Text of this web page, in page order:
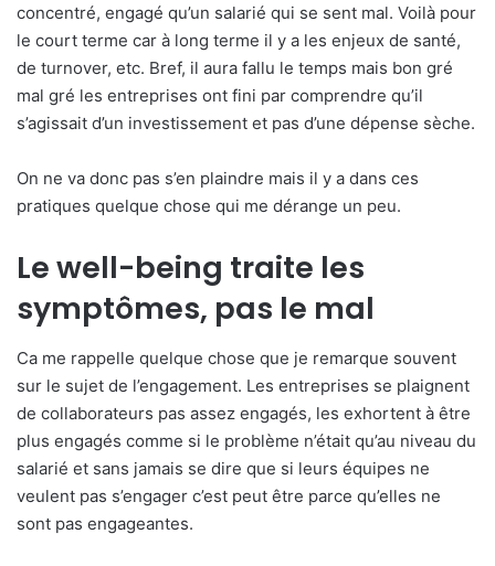
concentré, engagé qu’un salarié qui se sent mal. Voilà pour
le court terme car à long terme il y a les enjeux de santé,
de turnover, etc. Bref, il aura fallu le temps mais bon gré
mal gré les entreprises ont fini par comprendre qu’il
s’agissait d’un investissement et pas d’une dépense sèche.
On ne va donc pas s’en plaindre mais il y a dans ces
pratiques quelque chose qui me dérange un peu.
Le well-being traite les
symptômes, pas le mal
Ca me rappelle quelque chose que je remarque souvent
sur le sujet de l’engagement. Les entreprises se plaignent
de collaborateurs pas assez engagés, les exhortent à être
plus engagés comme si le problème n’était qu’au niveau du
salarié et sans jamais se dire que si leurs équipes ne
veulent pas s’engager c’est peut être parce qu’elles ne
sont pas engageantes.